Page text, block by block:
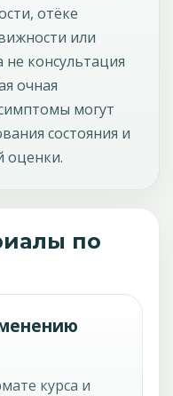
отёке
или
консультация
очная
могут
состояния и
оценки.
по
курса и